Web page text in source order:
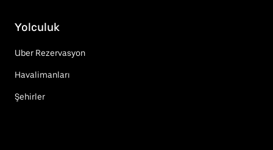
Yolculuk
Uber Rezervasyon
Havalimanları
Şehirler